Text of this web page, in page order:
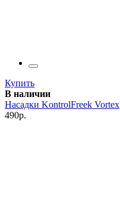
Купить
В наличии
Насадки KontrolFreek Vortex
490р.